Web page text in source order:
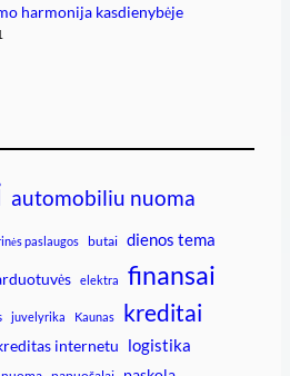
harmonija kasdienybėje
automobiliu nuoma
paslaugos butai dienos tema
elektra finansai
juvelyrika Kaunas kreditai
internetu logistika